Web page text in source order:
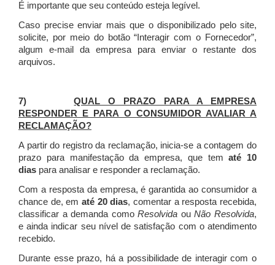
É importante que seu conteúdo esteja legível.
Caso precise enviar mais que o disponibilizado pelo site,
solicite, por meio do botão “Interagir com o Fornecedor”,
algum e-mail da empresa para enviar o restante dos
arquivos.
7)QUAL O PRAZO PARA A EMPRESA
RESPONDER E PARA O CONSUMIDOR AVALIAR A
RECLAMAÇÃO?
A partir do registro da reclamação, inicia-se a contagem do
prazo para manifestação da empresa, que tematé 10
dias para analisar e responder a reclamação.
Com a resposta da empresa, é garantida ao consumidor a
chance de, em até 20 dias, comentar a resposta recebida,
classificar a demanda comoResolvida ouNão Resolvida,
e ainda indicar seu nível de satisfação com o atendimento
recebido.
Durante esse prazo, há a possibilidade de interagir com o